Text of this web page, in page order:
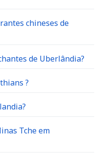
chineses de
de Uberlândia?
?
Tche em